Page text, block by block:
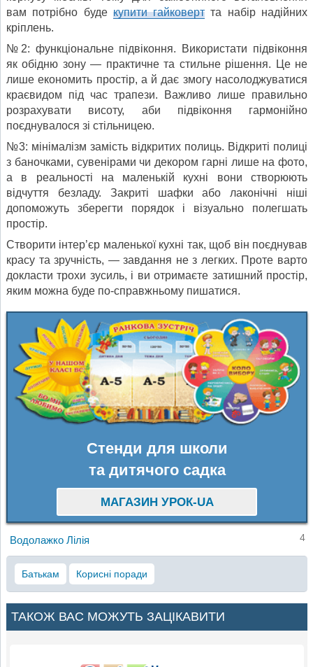
вам потрібно буде купити гайковерт та набір надійних
кріплень.
№2: функціональне підвіконня. Використати підвіконня
як обідню зону — практичне та стильне рішення. Це не
лише економить простір, а й дає змогу насолоджуватися
краєвидом під час трапези. Важливо лише правильно
розрахувати висоту, аби підвіконня гармонійно
поєднувалося зі стільницею.
№3: мінімалізм замість відкритих полиць. Відкриті полиці
з баночками, сувенірами чи декором гарні лише на фото,
а в реальності на маленькій кухні вони створюють
відчуття безладу. Закриті шафки або лаконічні ніші
допоможуть зберегти порядок і візуально полегшать
простір.
Створити інтер’єр маленької кухні так, щоб він поєднував
красу та зручність, — завдання не з легких. Проте варто
докласти трохи зусиль, і ви отримаєте затишний простір,
яким можна буде по-справжньому пишатися.
Стенди для школи
та дитячого садка
МАГАЗИН УРОК-UA
Водолажко Лілія 4
Батькам Корисні поради
ТАКОЖ ВАС МОЖУТЬ ЗАЦІКАВИТИ